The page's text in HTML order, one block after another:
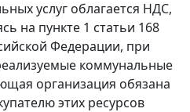
услуг облагается НДС,
на пункте 1 статьи 168
Федерации, при
коммунальные
организация обязана
этих ресурсов